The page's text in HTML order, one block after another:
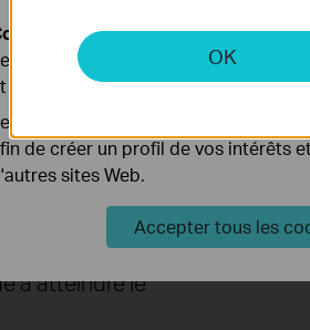
que la
servir jusqu'à trois
le temps d'attente et
chaque périphérique.
à atteindre le
OK
d'analyse et marketing
cookies d'analyse nous
ajuster les fonctionnalités de notre
cookies marketing peuvent être
de créer un profil de vos intérêts
sites Web.
Accepter tous les